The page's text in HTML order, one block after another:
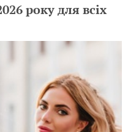
року для всіх